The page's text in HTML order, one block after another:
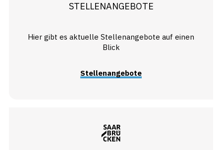
STELLENANGEBOTE
Hier gibt es aktuelle Stellenangebote auf einen
Blick
Stellenangebote